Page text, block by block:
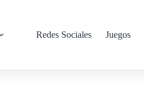
Redes Sociales Juegos